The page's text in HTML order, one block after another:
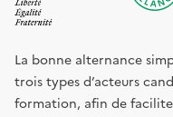
La bonne alternance
trois types d’acteurs
formation, afin de